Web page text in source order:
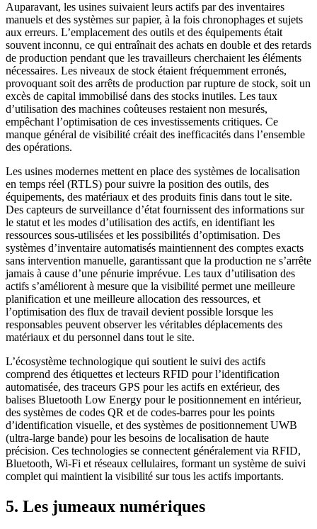
Auparavant, les usines suivaient leurs actifs par des inventaires
manuels et des systèmes sur papier, à la fois chronophages et sujets
aux erreurs. L’emplacement des outils et des équipements était
souvent inconnu, ce qui entraînait des achats en double et des retards
de production pendant que les travailleurs cherchaient les éléments
nécessaires. Les niveaux de stock étaient fréquemment erronés,
provoquant soit des arrêts de production par rupture de stock, soit un
excès de capital immobilisé dans des stocks inutiles. Les taux
d’utilisation des machines coûteuses restaient non mesurés,
empêchant l’optimisation de ces investissements critiques. Ce
manque général de visibilité créait des inefficacités dans l’ensemble
des opérations.
Les usines modernes mettent en place des systèmes de localisation
en temps réel (RTLS) pour suivre la position des outils, des
équipements, des matériaux et des produits finis dans tout le site.
Des capteurs de surveillance d’état fournissent des informations sur
le statut et les modes d’utilisation des actifs, en identifiant les
ressources sous-utilisées et les possibilités d’optimisation. Des
systèmes d’inventaire automatisés maintiennent des comptes exacts
sans intervention manuelle, garantissant que la production ne s’arrête
jamais à cause d’une pénurie imprévue. Les taux d’utilisation des
actifs s’améliorent à mesure que la visibilité permet une meilleure
planification et une meilleure allocation des ressources, et
l’optimisation des flux de travail devient possible lorsque les
responsables peuvent observer les véritables déplacements des
matériaux et du personnel dans tout le site.
L’écosystème technologique qui soutient le suivi des actifs
comprend des étiquettes et lecteurs RFID pour l’identification
automatisée, des traceurs GPS pour les actifs en extérieur, des
balises Bluetooth Low Energy pour le positionnement en intérieur,
des systèmes de codes QR et de codes-barres pour les points
d’identification visuelle, et des systèmes de positionnement UWB
(ultra-large bande) pour les besoins de localisation de haute
précision. Ces technologies se connectent généralement via RFID,
Bluetooth, Wi-Fi et réseaux cellulaires, formant un système de suivi
complet qui maintient la visibilité sur tous les actifs importants.
5. Les jumeaux numériques